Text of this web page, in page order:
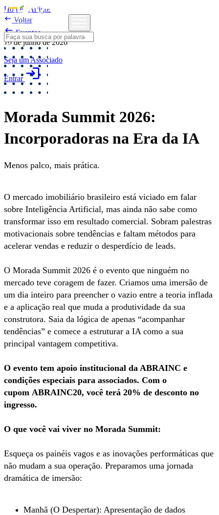
Seja um Associado
Entrar login
Home/Artigos
 Voltar
Eventos
10 de junho de 2026
Morada Summit 2026:
Incorporadoras na Era da IA
Menos palco, mais prática.
O mercado imobiliário brasileiro está viciado em falar
sobre Inteligência Artificial, mas ainda não sabe como
transformar isso em resultado comercial. Sobram palestras
motivacionais sobre tendências e faltam métodos para
acelerar vendas e reduzir o desperdício de leads.
O Morada Summit 2026 é o evento que ninguém no
mercado teve coragem de fazer. Criamos uma imersão de
um dia inteiro para preencher o vazio entre a teoria inflada
e a aplicação real que muda a produtividade da sua
construtora. Saia da lógica de apenas “acompanhar
tendências” e comece a estruturar a IA como a sua
principal vantagem competitiva.
O evento tem apoio institucional da ABRAINC e
condições especiais para associados. Com o
cupom ABRAINC20, você terá 20% de desconto no
ingresso.
O que você vai viver no Morada Summit:
Esqueça os painéis vagos e as inovações performáticas que
não mudam a sua operação. Preparamos uma jornada
dramática de imersão:
Manhã (O Despertar): Apresentação de dados